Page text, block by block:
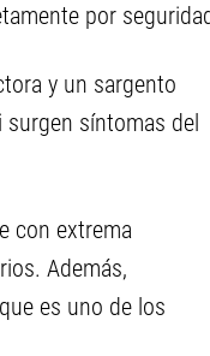
por
y un sargento
surgen síntomas del
con extrema
Además,
es uno de los